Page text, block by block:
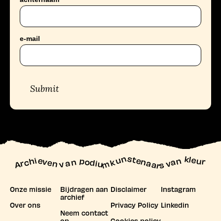
e-mail
Submit
Archievenvan podiumkunstenaars van kleur
Onze missie
Over ons
Bijdragen aan
archief
Neem contact
Disclaimer
Privacy Policy
Instagram
Linkedin